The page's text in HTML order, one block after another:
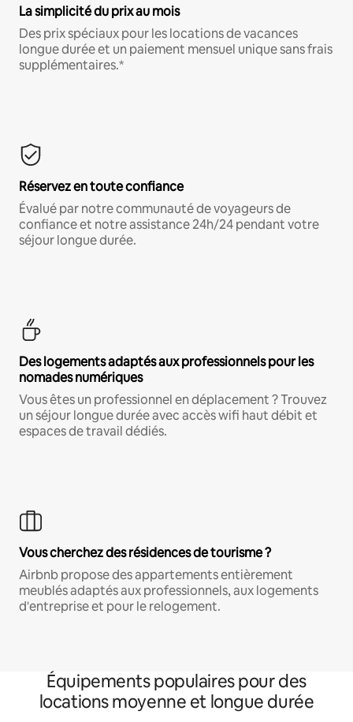
La simplicité du prix au mois
Des prix spéciaux pour les locations de vacances
longue durée et un paiement mensuel unique sans frais
supplémentaires.*
Réservez en toute confiance
Évalué par notre communauté de voyageurs de
confiance et notre assistance 24h/24 pendant votre
séjour longue durée.
Des logements adaptés aux professionnels pour les
nomades numériques
Vous êtes un professionnel en déplacement ? Trouvez
un séjour longue durée avec accès wifi haut débit et
espaces de travail dédiés.
Vous cherchez des résidences de tourisme ?
Airbnb propose des appartements entièrement
meublés adaptés aux professionnels, aux logements
d'entreprise et pour le relogement.
Équipements populaires pour des
locations moyenne et longue durée